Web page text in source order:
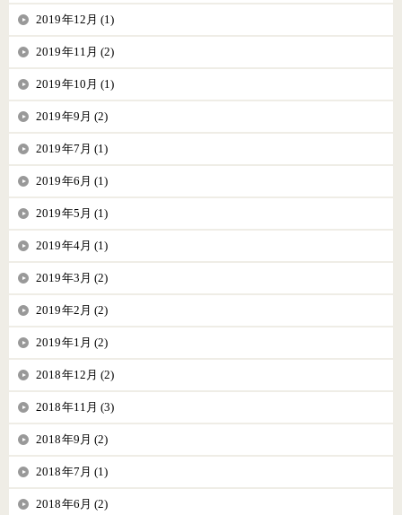
2019年12月 (1)
2019年11月 (2)
2019年10月 (1)
2019年9月 (2)
2019年7月 (1)
2019年6月 (1)
2019年5月 (1)
2019年4月 (1)
2019年3月 (2)
2019年2月 (2)
2019年1月 (2)
2018年12月 (2)
2018年11月 (3)
2018年9月 (2)
2018年7月 (1)
2018年6月 (2)